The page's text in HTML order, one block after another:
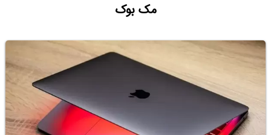
مک بوک